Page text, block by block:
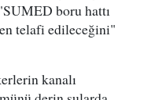
boru hattı
telafi edileceğini"
kanalı